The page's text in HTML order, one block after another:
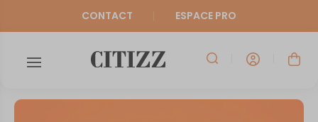
CONTACT ESPACE PRO